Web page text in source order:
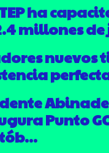
ha
millones de
nuevos
Punto